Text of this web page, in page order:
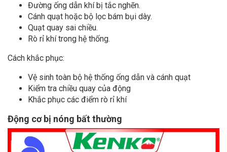
Đường ống dẫn khí bị tắc nghẽn.
Cánh quạt hoặc bộ lọc bám bụi dày.
Quạt quay sai chiều.
Rò rỉ khí trong hệ thống.
Cách khắc phục:
Vệ sinh toàn bộ hệ thống ống dẫn và cánh quạt
Kiểm tra chiều quay của động
Khắc phục các điểm rò rỉ khí
Động cơ bị nóng bất thường